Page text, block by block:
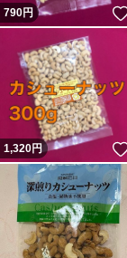
790円
1,320円